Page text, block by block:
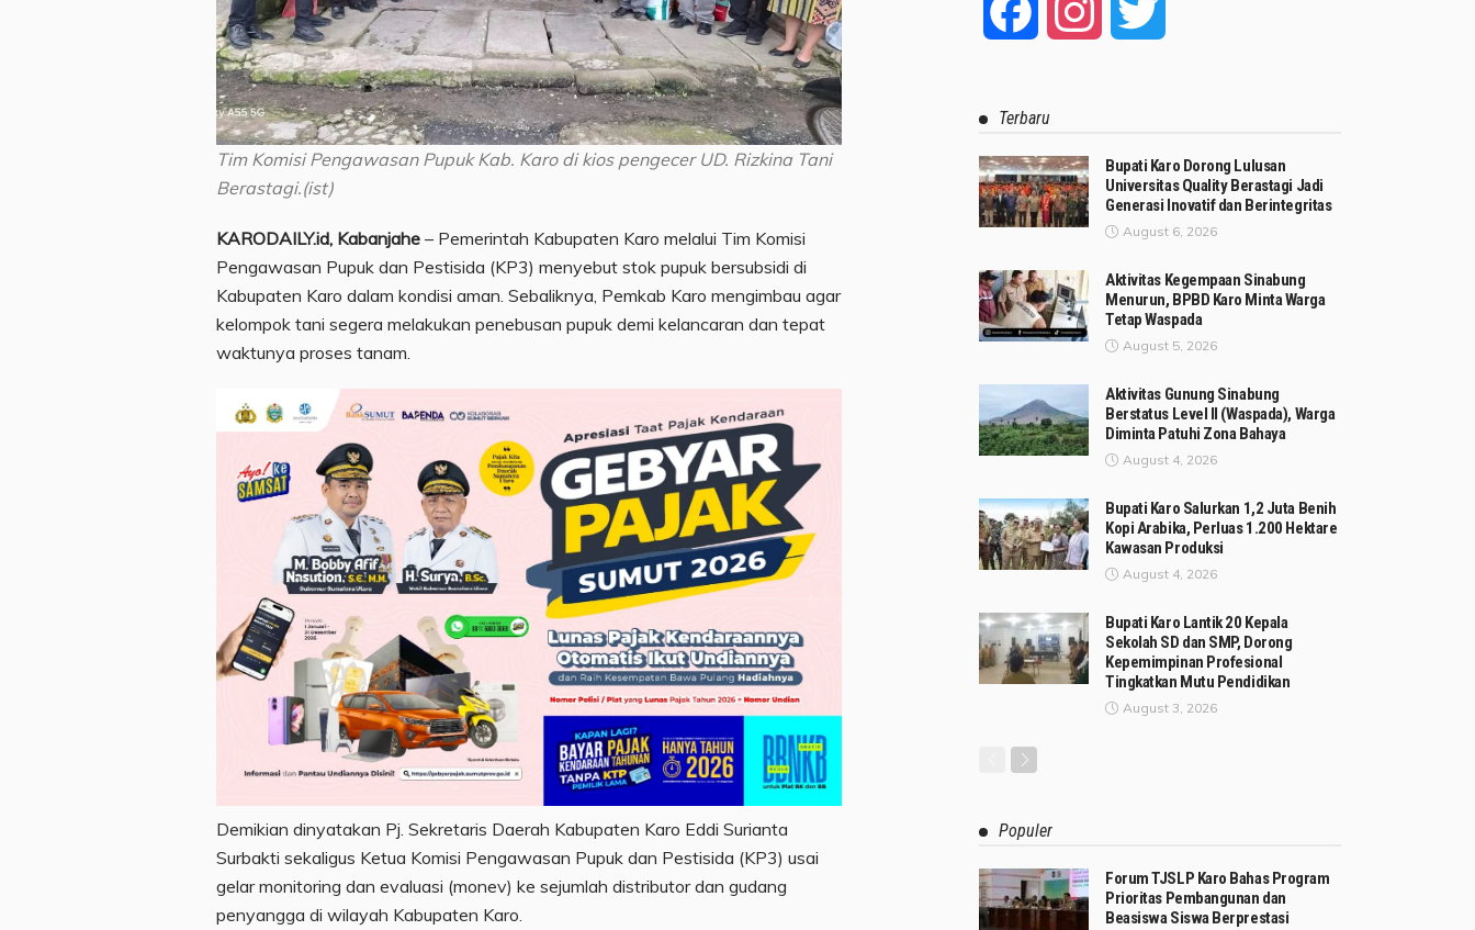
Tim Komisi Pengawasan Pupuk Kab. Karo di kios pengecer UD. Rizkina Tani
Berastagi.(ist)
KARODAILY.id, Kabanjahe – Pemerintah Kabupaten Karo melalui Tim Komisi
Pengawasan Pupuk dan Pestisida (KP3) menyebut stok pupuk bersubsidi di
Kabupaten Karo dalam kondisi aman. Sebaliknya, Pemkab Karo mengimbau agar
kelompok tani segera melakukan penebusan pupuk demi kelancaran dan tepat
waktunya proses tanam.
Demikian dinyatakan Pj. Sekretaris Daerah Kabupaten Karo Eddi Surianta
Surbakti sekaligus Ketua Komisi Pengawasan Pupuk dan Pestisida (KP3) usai
gelar monitoring dan evaluasi (monev) ke sejumlah distributor dan gudang
penyangga di wilayah Kabupaten Karo.
Facebook Instagram
Terbaru
Bupati Karo Dorong Lulusan
Universitas Quality Berastagi Jadi
Generasi Inovatif dan Berintegritas
August 6, 2026
Aktivitas Kegempaan Sinabung
Menurun, BPBD Karo Minta Warga
Tetap Waspada
August 5, 2026
Aktivitas Gunung Sinabung
Berstatus Level II (Waspada), Warga
Diminta Patuhi Zona Bahaya
August 4, 2026
Bupati Karo Salurkan 1,2 Juta Benih
Kopi Arabika, Perluas 1.200 Hektare
Kawasan Produksi
August 4, 2026
Bupati Karo Lantik 20 Kepala
Sekolah SD dan SMP, Dorong
Kepemimpinan Profesional
Tingkatkan Mutu Pendidikan
August 3, 2026
Populer
Forum TJSLP Karo Bahas Program
Prioritas Pembangunan dan
Beasiswa Siswa Berprestasi